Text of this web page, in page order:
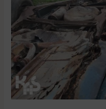
wypełniona
wrakami
samochodów